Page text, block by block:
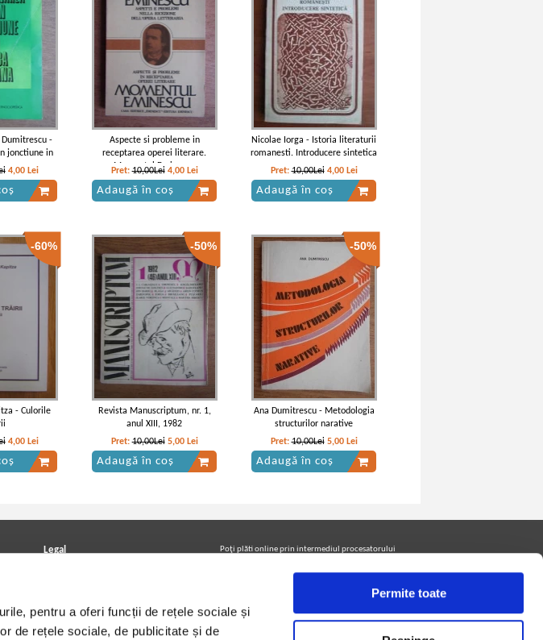
pentru a oferi funcții de rețele sociale și
de rețele sociale, de publicitate și de
Permite toate
Dumitrescu -
jonctiune in
4,00 Lei
Aspecte si probleme in
receptarea operei literare.
Momentul Eminescu
Pret:10,00Lei 4,00 Lei
Adaugă în coș
Nicolae Iorga - Istoria literaturii
romanesti. Introducere sintetica
Pret:10,00Lei 4,00 Lei
Adaugă în coș
-60%
- Culorile
4,00 Lei
-50%
Revista Manuscriptum, nr. 1,
anul XIII, 1982
Pret:10,00Lei 5,00 Lei
Adaugă în coș
-50%
Ana Dumitrescu - Metodologia
structurilor narative
Pret:10,00Lei 5,00 Lei
Adaugă în coș
Legal
Termeni si conditii
Utilizare cookie-uri
Poţi plăti online prin intermediul procesatorului
Urmăreşte-ne pe facebook pentru a fi la curent cu